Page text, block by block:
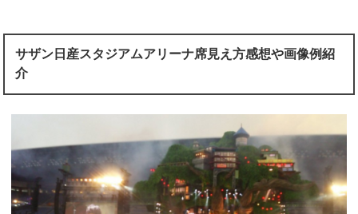
サザン日産スタジアムアリーナ席見え方感想や画像例紹
介